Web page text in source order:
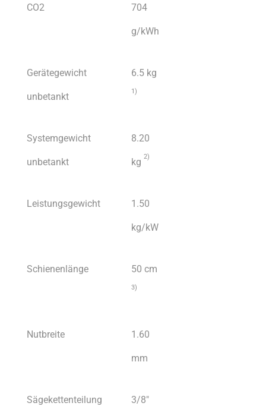
CO2 704
g/kWh
Gerätegewicht
unbetankt
6.5 kg
1)
Systemgewicht
unbetankt
8.20
kg 2)
Leistungsgewicht 1.50
kg/kW
Schienenlänge 50 cm
3)
Nutbreite 1.60
mm
Sägekettenteilung 3/8″